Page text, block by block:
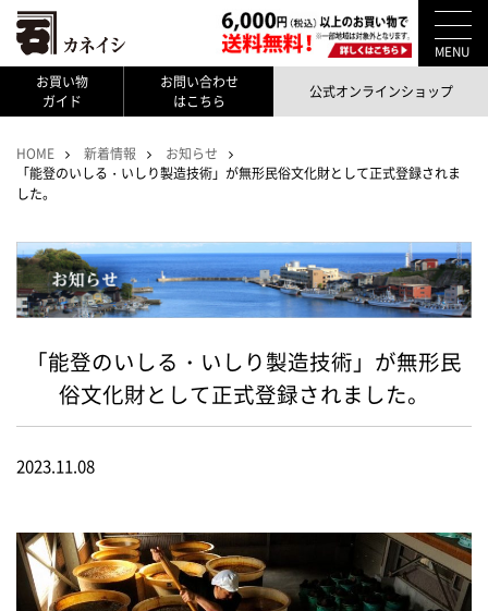
MENU
お買い物
ガイド
お問い合わせ
はこちら
公式オンラインショップ
HOME 新着情報
お知らせ
「能登のいしる・いしり製造技術」が無形民俗文化財として正式登録されま
した。
「能登のいしる・いしり製造技術」が無形民
俗文化財として正式登録されました。
2023.11.08